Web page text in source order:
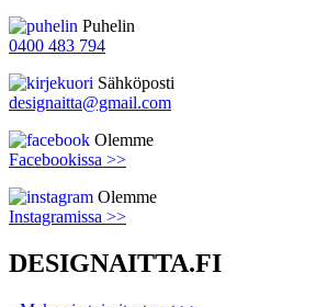
Puhelin
0400 483 794
Sähköposti
designaitta@gmail.com
Olemme
Facebookissa >>
Olemme
Instagramissa >>
DESIGNAITTA.FI